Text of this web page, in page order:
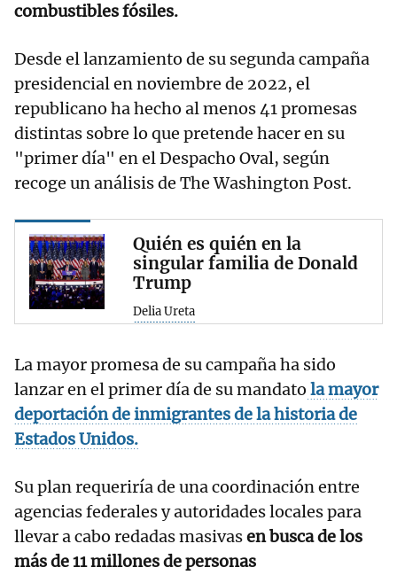
combustibles fósiles.
Desde el lanzamiento de su segunda campaña
presidencial en noviembre de 2022, el
republicano ha hecho al menos 41 promesas
distintas sobre lo que pretende hacer en su
"primer día" en el Despacho Oval, según
recoge un análisis de The Washington Post.
Quién es quién en la
singular familia de Donald
Trump
Delia Ureta
La mayor promesa de su campaña ha sido
lanzar en el primer día de su mandato la mayor
deportación de inmigrantes de la historia de
Estados Unidos.
Su plan requeriría de una coordinación entre
agencias federales y autoridades locales para
llevar a cabo redadas masivasen busca de los
más de 11 millones de personas